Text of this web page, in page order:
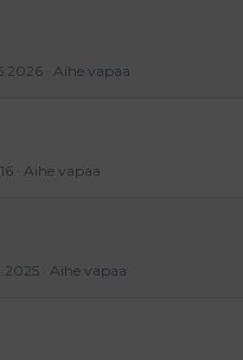
Aihe vapaa
Aihe vapaa
Aihe vapaa